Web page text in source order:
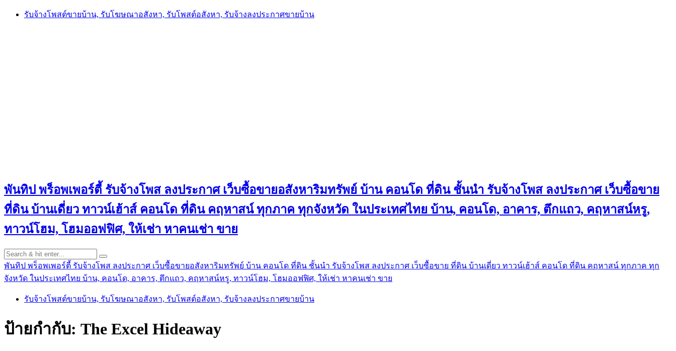
Skip
รับจ้างโพสต์ขายบ้าน, รับโฆษณาอสังหา, รับโพสต์อสังหา, รับจ้างลงประกาศขายบ้าน
พันทิป พร็อพเพอร์ตี้ รับจ้างโพส ลงประกาศ เว็บซื้อขายอสังหาริมทรัพย์ บ้าน คอนโด ที่ดิน ชั้นนำ รับจ้างโพส ลงประกาศ เว็บซื้อขาย
ที่ดิน บ้านเดี่ยว ทาวน์เฮ้าส์ คอนโด ที่ดิน คฤหาสน์ ทุกภาค ทุกจังหวัด ในประเทศไทย บ้าน, คอนโด, อาคาร, ตึกแถว, คฤหาสน์หรู,
ทาวน์โฮม, โฮมออฟฟิศ, ให้เช่า หาคนเช่า ขาย
พันทิป พร็อพเพอร์ตี้ รับจ้างโพส ลงประกาศ เว็บซื้อขายอสังหาริมทรัพย์ บ้าน คอนโด ที่ดิน ชั้นนำ รับจ้างโพส ลงประกาศ เว็บซื้อขาย ที่ดิน บ้านเดี่ยว ทาวน์เฮ้าส์ คอนโด ที่ดิน คฤหาสน์ ทุกภาค ทุก
จังหวัด ในประเทศไทย บ้าน, คอนโด, อาคาร, ตึกแถว, คฤหาสน์หรู, ทาวน์โฮม, โฮมออฟฟิศ, ให้เช่า หาคนเช่า ขาย
รับจ้างโพสต์ขายบ้าน, รับโฆษณาอสังหา, รับโพสต์อสังหา, รับจ้างลงประกาศขายบ้าน
ป้ายกำกับ: The Excel Hideaway